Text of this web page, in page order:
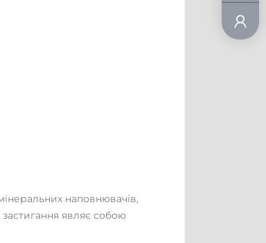
наповнювачів,
застигання являє собою